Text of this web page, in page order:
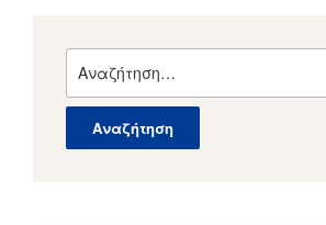
για: